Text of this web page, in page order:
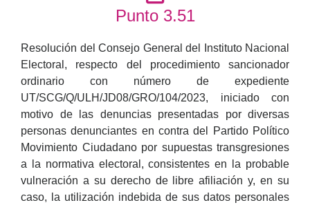
Punto 3.51
Resolución del Consejo General del Instituto Nacional
Electoral, respecto del procedimiento sancionador
ordinario con número de expediente
UT/SCG/Q/ULH/JD08/GRO/104/2023, iniciado con
motivo de las denuncias presentadas por diversas
personas denunciantes en contra del Partido Político
Movimiento Ciudadano por supuestas transgresiones
a la normativa electoral, consistentes en la probable
vulneración a su derecho de libre afiliación y, en su
caso, la utilización indebida de sus datos personales